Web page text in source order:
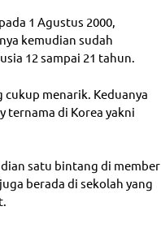
1 Agustus 2000,
kemudian sudah
12 sampai 21 tahun.
menarik. Keduanya
ternama di Korea yakni
satu bintang di member
berada di sekolah yang